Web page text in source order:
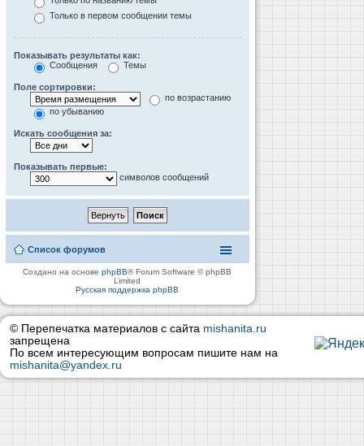
Только в первом сообщении темы
Показывать результаты как:
Сообщения
Темы
Поле сортировки:
по возрастанию
по убыванию
Искать сообщения за:
Показывать первые:
символов сообщений
Список форумов
Создано на основеphpBB® Forum Software © phpBB
Limited
Русская поддержка phpBB
© Перепечатка материалов с сайта mishanita.ru
запрещена
По всем интересующим вопросам пишите нам на
mishanita@yandex.ru